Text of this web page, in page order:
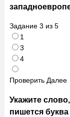
Задание 3 из 5
1
3
4
Проверить Далее
Укажите
пишется буква